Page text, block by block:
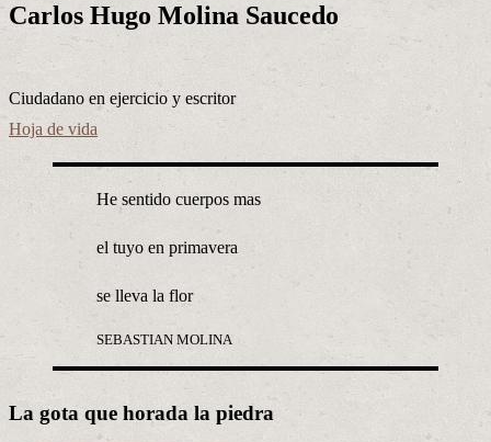
Carlos Hugo Molina Saucedo
Ciudadano en ejercicio y escritor
Hoja de vida
He sentido cuerpos mas
el tuyo en primavera
se lleva la flor
SEBASTIAN MOLINA
La gota que horada la piedra